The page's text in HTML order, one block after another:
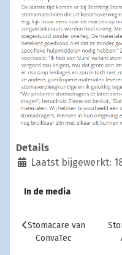
Details
Laatst bijgewerkt:
In de media
Vorig artikel: Stomacare
Stomacare van
ConvaTec